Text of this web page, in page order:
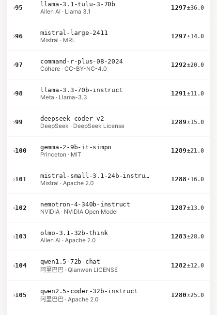
›95
llama-3.1-tulu-3-70b
Allen AI · Llama 3.1
1297±36.0
›96
mistral-large-2411
Mistral · MRL
1297±14.0
›97
command-r-plus-08-2024
Cohere · CC-BY-NC-4.0
1292±20.0
›98
llama-3.3-70b-instruct
Meta · Llama-3.3
1291±11.0
›99
deepseek-coder-v2
DeepSeek · DeepSeek License
1289±15.0
›100
gemma-2-9b-it-simpo
Princeton · MIT
1289±21.0
›101
mistral-small-3.1-24b-instruct-2503
Mistral · Apache 2.0
1288±16.0
›102
nemotron-4-340b-instruct
NVIDIA · NVIDIA Open Model
1287±13.0
›103
olmo-3.1-32b-think
Allen AI · Apache 2.0
1283±28.0
›104
qwen1.5-72b-chat
阿里巴巴 · Qianwen LICENSE
1282±12.0
›105
qwen2.5-coder-32b-instruct
阿里巴巴 · Apache 2.0
1280±25.0